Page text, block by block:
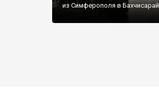
из Симферополя в Бахчисарай.